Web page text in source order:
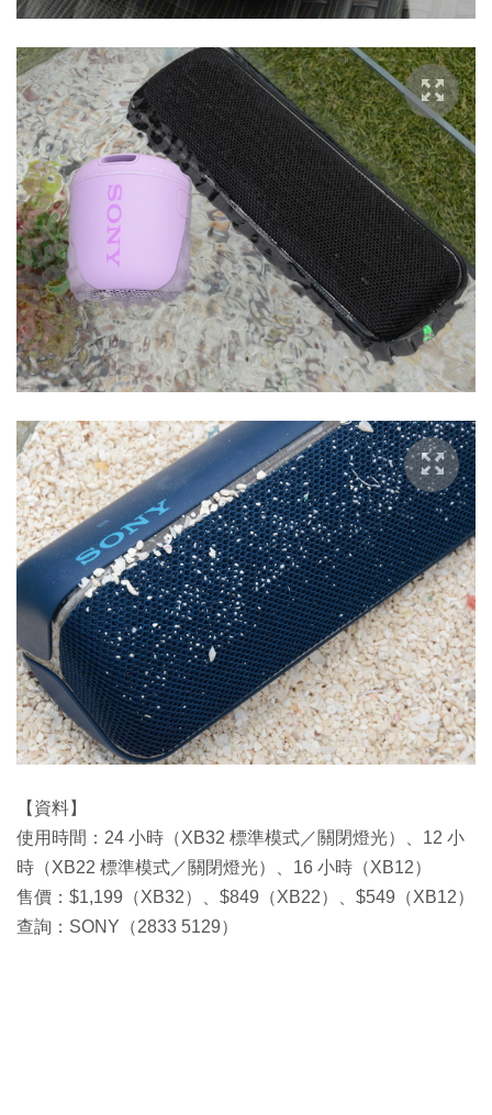
【資料】
使用時間：24 小時（XB32 標準模式／關閉燈光）、12 小
時（XB22 標準模式／關閉燈光）、16 小時（XB12）
售價：$1,199（XB32）、$849（XB22）、$549（XB12）
查詢：SONY（2833 5129）